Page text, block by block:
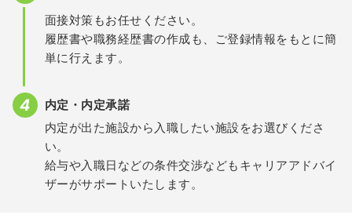
面接対策もお任せください。
履歴書や職務経歴書の作成も、ご登録情報をもとに簡
単に行えます。
内定・内定承諾
内定が出た施設から入職したい施設をお選びくださ
い。
給与や入職日などの条件交渉などもキャリアアドバイ
ザーがサポートいたします。